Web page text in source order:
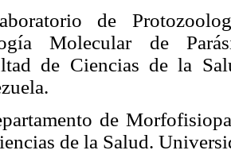
de
Molecular de
de Ciencias de la
de
de la Salud.